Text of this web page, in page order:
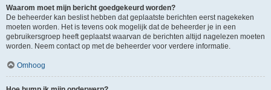
Waarom moet mijn bericht goedgekeurd worden?
De beheerder kan beslist hebben dat geplaatste berichten eerst nagekeken
moeten worden. Het is tevens ook mogelijk dat de beheerder je in een
gebruikersgroep heeft geplaatst waarvan de berichten altijd nagelezen moeten
worden. Neem contact op met de beheerder voor verdere informatie.
Omhoog